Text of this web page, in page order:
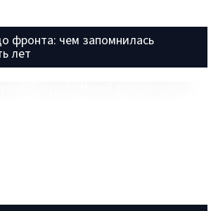
фронта: чем запомнилась
лет